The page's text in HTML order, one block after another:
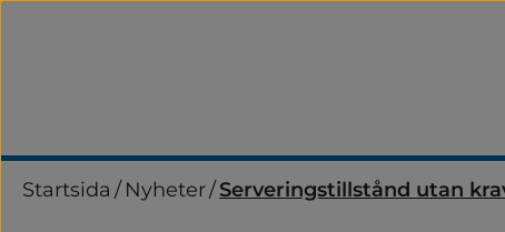
Startsida / Nyheter/Serveringstillstånd utan